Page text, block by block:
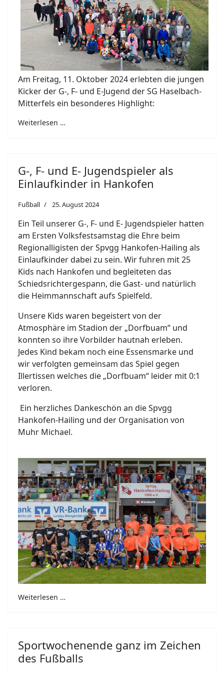
Am Freitag, 11. Oktober 2024 erlebten die jungen
Kicker der G-, F- und E-Jugend der SG Haselbach-
Mitterfels ein besonderes Highlight:
Weiterlesen …
G-, F- und E- Jugendspieler als
Einlaufkinder in Hankofen
Fußball 25. August 2024
Ein Teil unserer G-, F- und E- Jugendspieler hatten
am Ersten Volksfestsamstag die Ehre beim
Regionalligisten der Spvgg Hankofen-Hailing als
Einlaufkinder dabei zu sein. Wir fuhren mit 25
Kids nach Hankofen und begleiteten das
Schiedsrichtergespann, die Gast- und natürlich
die Heimmannschaft aufs Spielfeld.
Unsere Kids waren begeistert von der
Atmosphäre im Stadion der „Dorfbuam“ und
konnten so ihre Vorbilder hautnah erleben.
Jedes Kind bekam noch eine Essensmarke und
wir verfolgten gemeinsam das Spiel gegen
Illertissen welches die „Dorfbuam“ leider mit 0:1
verloren.
Ein herzliches Dankeschön an die Spvgg
Hankofen-Hailing und der Organisation von
Muhr Michael.
Weiterlesen …
Sportwochenende ganz im Zeichen
des Fußballs